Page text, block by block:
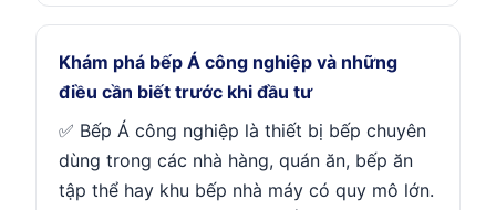
Khám phá bếp Á công nghiệp và những
điều cần biết trước khi đầu tư
✅ Bếp Á công nghiệp là thiết bị bếp chuyên
dùng trong các nhà hàng, quán ăn, bếp ăn
tập thể hay khu bếp nhà máy có quy mô lớn.